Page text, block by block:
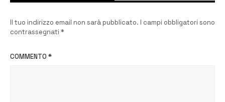
Il tuo indirizzo email non sarà pubblicato. I campi obbligatori sono
contrassegnati *
COMMENTO *